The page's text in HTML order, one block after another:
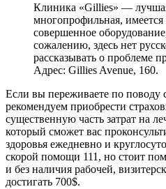
Клиника «Gillies» —
многопрофильная, имеется
совершенное
сожалению, здесь нет
рассказывать о проблеме
Адрес: Gillies Avenue, 160.
Если вы переживаете по поводу
рекомендуем приобрести
существенную часть затрат на
который сможет вас
здоровья ежедневно и
скорой помощи 111, но стоит
и без наличия рабочей,
достигать 700$.